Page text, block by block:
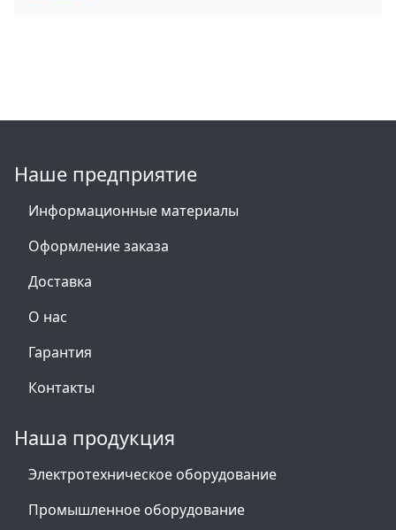
Наше предприятие
Информационные материалы
Оформление заказа
Доставка
О нас
Гарантия
Контакты
Наша продукция
Электротехническое оборудование
Промышленное оборудование